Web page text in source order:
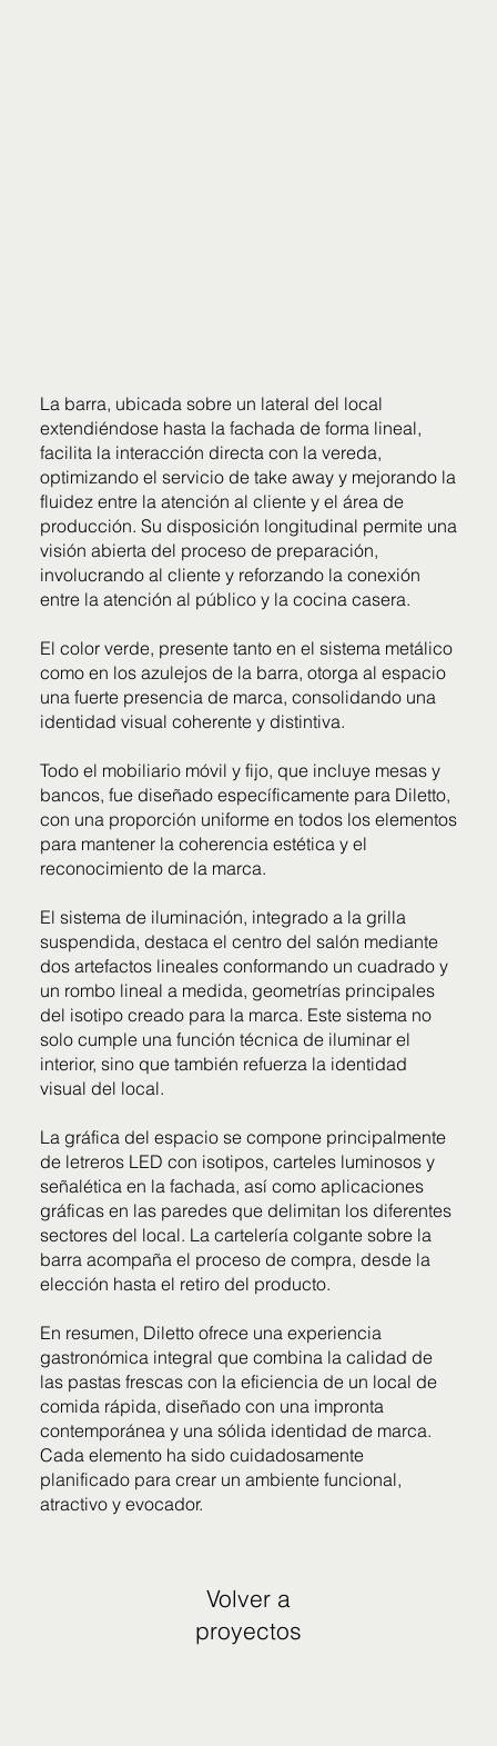
La barra, ubicada sobre un lateral del local
extendiéndose hasta la fachada de forma lineal,
facilita la interacción directa con la vereda,
optimizando el servicio de take away y mejorando la
fluidez entre la atención al cliente y el área de
producción. Su disposición longitudinal permite una
visión abierta del proceso de preparación,
involucrando al cliente y reforzando la conexión
entre la atención al público y la cocina casera.
El color verde, presente tanto en el sistema metálico
como en los azulejos de la barra, otorga al espacio
una fuerte presencia de marca, consolidando una
identidad visual coherente y distintiva.
Todo el mobiliario móvil y fijo, que incluye mesas y
bancos, fue diseñado específicamente para Diletto,
con una proporción uniforme en todos los elementos
para mantener la coherencia estética y el
reconocimiento de la marca.
El sistema de iluminación, integrado a la grilla
suspendida, destaca el centro del salón mediante
dos artefactos lineales conformando un cuadrado y
un rombo lineal a medida, geometrías principales
del isotipo creado para la marca. Este sistema no
solo cumple una función técnica de iluminar el
interior, sino que también refuerza la identidad
visual del local.
La gráfica del espacio se compone principalmente
de letreros LED con isotipos, carteles luminosos y
señalética en la fachada, así como aplicaciones
gráficas en las paredes que delimitan los diferentes
sectores del local. La cartelería colgante sobre la
barra acompaña el proceso de compra, desde la
elección hasta el retiro del producto.
En resumen, Diletto ofrece una experiencia
gastronómica integral que combina la calidad de
las pastas frescas con la eficiencia de un local de
comida rápida, diseñado con una impronta
contemporánea y una sólida identidad de marca.
Cada elemento ha sido cuidadosamente
planificado para crear un ambiente funcional,
atractivo y evocador.
Volver a
proyectos